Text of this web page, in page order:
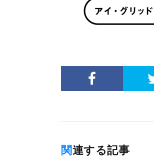
関連する記事